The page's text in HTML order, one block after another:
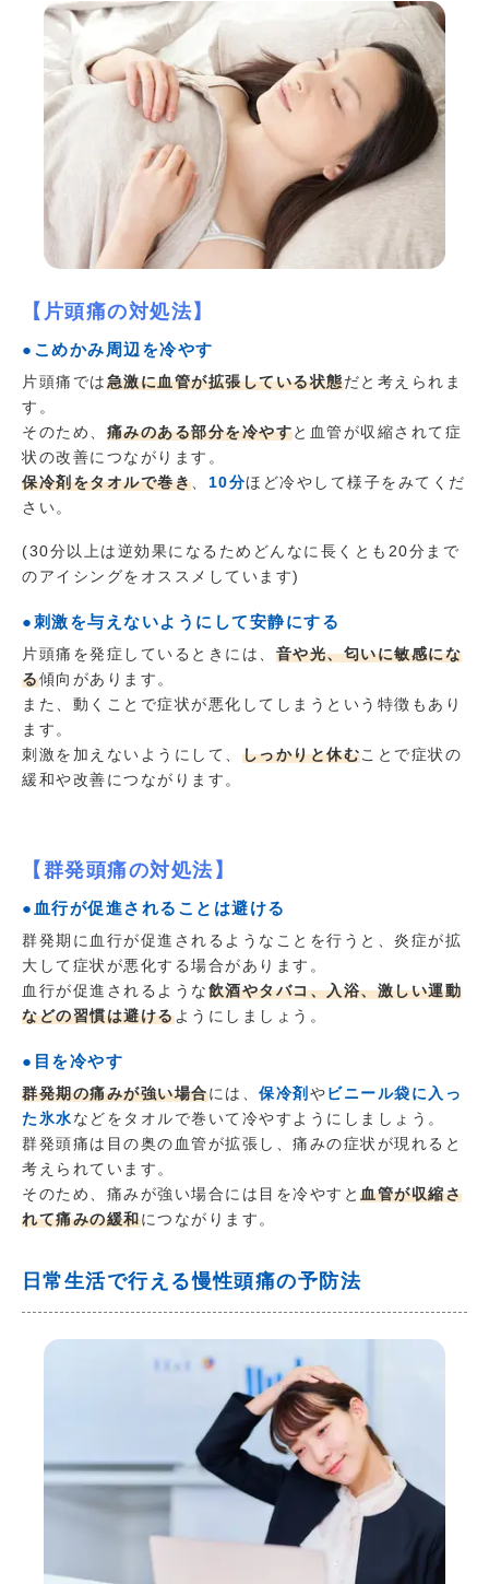
【片頭痛の対処法】
●こめかみ周辺を冷やす
片頭痛では急激に血管が拡張している状態だと考えられま
す。
そのため、 痛みのある部分を冷やすと血管が収縮されて症
状の改善につながります。
保冷剤をタオルで巻き
10分ほど冷やして様子をみてくだ
さい。
(30分以上は逆効果になるためどんなに長くとも20分まで
のアイシングをオススメしています)
●刺激を与えないようにして安静にする
片頭痛を発症しているときには、 音や光、匂いに敏感にな
る傾向があります。
また、動くことで症状が悪化してしまうという特徴もあり
ます。
刺激を加えないようにして、 しっかりと休むことで症状の
緩和や改善につながります。
【群発頭痛の対処法】
●血行が促進されることは避ける
群発期に血行が促進されるようなことを行うと、炎症が拡
大して症状が悪化する場合があります。
血行が促進されるような飲酒やタバコ、入浴、激しい運動
などの習慣は避けるようにしましょう。
●目を冷やす
群発期の痛みが強い場合には、 保冷剤 やビニール袋に入っ
た氷水などをタオルで巻いて冷やすようにしましょう。
群発頭痛は目の奥の血管が拡張し、痛みの症状が現れると
考えられています。
そのため、痛みが強い場合には目を冷やすと 血管が収縮さ
れて痛みの緩和につながります。
日常生活で行える慢性頭痛の予防法